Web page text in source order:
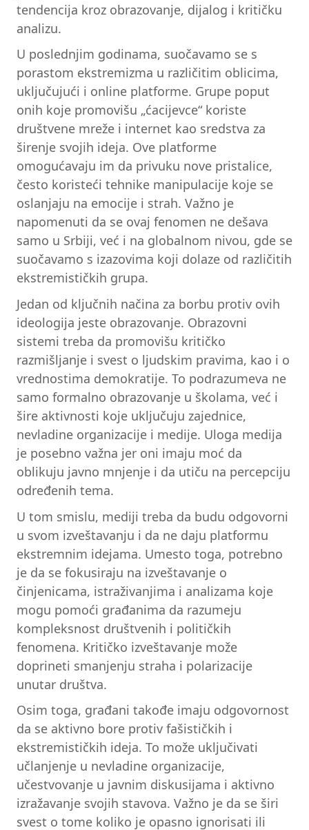
tendencija kroz obrazovanje, dijalog i kritičku
analizu.
U poslednjim godinama, suočavamo se s
porastom ekstremizma u različitim oblicima,
uključujući i online platforme. Grupe poput
onih koje promovišu „ćacijevce“ koriste
društvene mreže i internet kao sredstva za
širenje svojih ideja. Ove platforme
omogućavaju im da privuku nove pristalice,
često koristeći tehnike manipulacije koje se
oslanjaju na emocije i strah. Važno je
napomenuti da se ovaj fenomen ne dešava
samo u Srbiji, već i na globalnom nivou, gde se
suočavamo s izazovima koji dolaze od različitih
ekstremističkih grupa.
Jedan od ključnih načina za borbu protiv ovih
ideologija jeste obrazovanje. Obrazovni
sistemi treba da promovišu kritičko
razmišljanje i svest o ljudskim pravima, kao i o
vrednostima demokratije. To podrazumeva ne
samo formalno obrazovanje u školama, već i
šire aktivnosti koje uključuju zajednice,
nevladine organizacije i medije. Uloga medija
je posebno važna jer oni imaju moć da
oblikuju javno mnjenje i da utiču na percepciju
određenih tema.
U tom smislu, mediji treba da budu odgovorni
u svom izveštavanju i da ne daju platformu
ekstremnim idejama. Umesto toga, potrebno
je da se fokusiraju na izveštavanje o
činjenicama, istraživanjima i analizama koje
mogu pomoći građanima da razumeju
kompleksnost društvenih i političkih
fenomena. Kritičko izveštavanje može
doprineti smanjenju straha i polarizacije
unutar društva.
Osim toga, građani takođe imaju odgovornost
da se aktivno bore protiv fašističkih i
ekstremističkih ideja. To može uključivati
učlanjenje u nevladine organizacije,
učestvovanje u javnim diskusijama i aktivno
izražavanje svojih stavova. Važno je da se širi
svest o tome koliko je opasno ignorisati ili